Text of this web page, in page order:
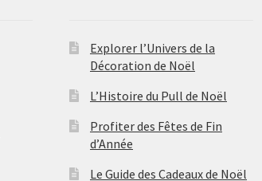
Explorer l’Univers de la
Décoration de Noël
L’Histoire du Pull de Noël
Profiter des Fêtes de Fin
d’Année
Le Guide des Cadeaux de Noël